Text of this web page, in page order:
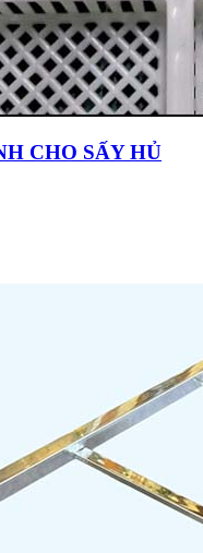
CHO SẤY HỦ